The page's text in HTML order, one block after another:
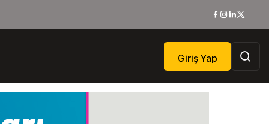
Giriş Yap